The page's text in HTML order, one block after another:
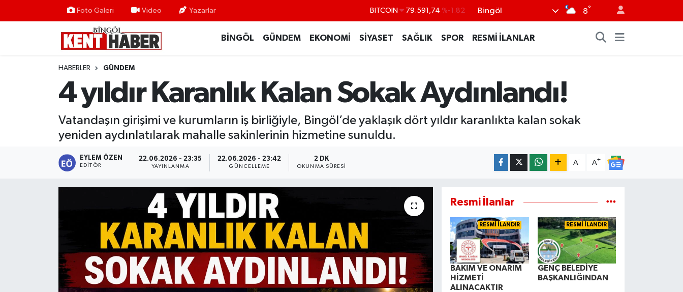
Foto Galeri Video Yazarlar DOLAR 45,43620 %0.02
53,38690
BİST100 14.598,00 %0
Bingöl 8°
BİNGÖL GÜNDEM EKONOMİ SİYASET SAĞLIK SPOR RESMİ İLANLAR
HABERLER GÜNDEM
4 yıldır Karanlık Kalan Sokak Aydınlandı!
Vatandaşın girişimi ve kurumların iş birliğiyle, Bingöl’de yaklaşık dört yıldır karanlıkta kalan sokak
yeniden aydınlatılarak mahalle sakinlerinin hizmetine sunuldu.
EYLEM ÖZEN
EDITÖR
22.06.2026 - 23:35
YAYINLANMA
22.06.2026 - 23:42
GÜNCELLEME
2 DK
OKUNMA SÜRESI
A- A+
Resmi İlanlar
RESMİ İLANDIR
BAKIM VE ONARIM
HİZMETİ
ALINACAKTIR
RESMİ İLANDIR
GENÇ BELEDİYE
BAŞKANLIĞINDAN
BİLİM-TEKNOLOJİ
EĞİTİM
EKONOMİ
MERKEZ
Bingöl Nöbetçi Eczaneler
Bingöl Hava Durumu
Bingöl Namaz Vakitleri
Bingöl Trafik Yoğunluk Haritası
Süper Lig Puan Durumu ve Fikstür
Tüm Manşetler